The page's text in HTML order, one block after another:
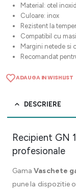
Material: otel
Culoare: inox
Rezistent la
Compatibil cu
Margini netede si
Recomandat
ADAUGA IN WISHLIST
DESCRIERE
Recipient GN
profesionale
GamaVaschete
pune la dispozitie